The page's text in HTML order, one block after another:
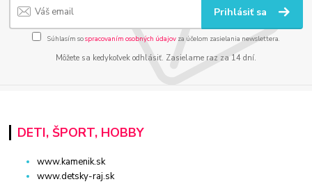
Prihlásiť sa
Súhlasím sospracovaním osobných údajov za účelom zasielania newslettera.
Môžete sa kedykoľvek odhlásiť. Zasielame raz za 14 dní.
DETI, ŠPORT, HOBBY
www.kamenik.sk
www.detsky-raj.sk